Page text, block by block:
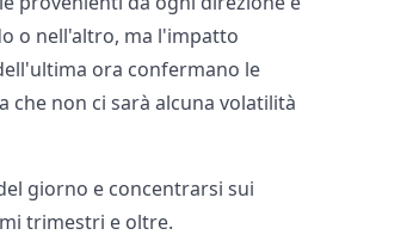
o nell'altro, ma l'impatto
ora confermano le
non ci sarà alcuna volatilità
giorno e concentrarsi sui
trimestri e oltre.